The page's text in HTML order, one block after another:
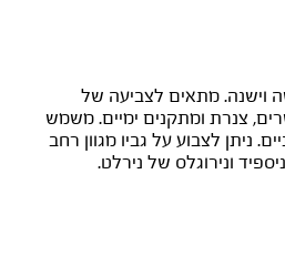
וישנה. מתאים לצביעה של
צנרת ומתקנים ימיים. משמש
ניתן לצבוע על גביו מגוון רחב
ונירוגלס של נירלט.